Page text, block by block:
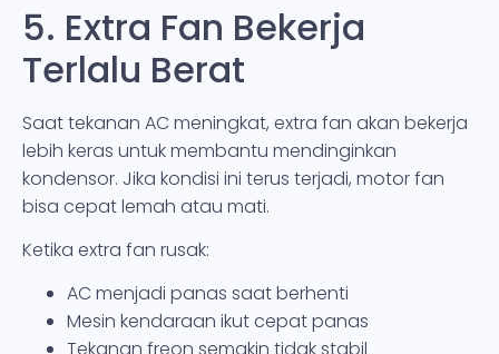
5. Extra Fan Bekerja
Terlalu Berat
Saat tekanan AC meningkat, extra fan akan bekerja
lebih keras untuk membantu mendinginkan
kondensor. Jika kondisi ini terus terjadi, motor fan
bisa cepat lemah atau mati.
Ketika extra fan rusak:
AC menjadi panas saat berhenti
Mesin kendaraan ikut cepat panas